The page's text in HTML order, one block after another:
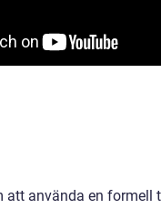
att använda en formell